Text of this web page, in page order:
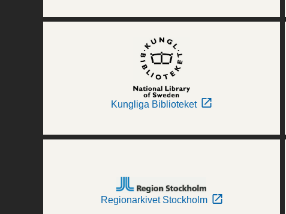
Kungliga Biblioteket
Regionarkivet Stockholm